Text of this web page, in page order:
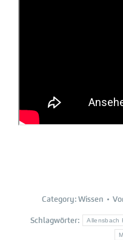
Category:Wissen
Schlagwörter: Allensbach